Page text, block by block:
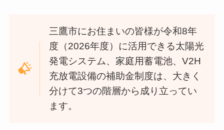
三鷹市にお住まいの皆様が令和8年
度（2026年度）に活用できる太陽光
発電システム、家庭用蓄電池、V2H
充放電設備の補助金制度は、大きく
分けて3つの階層から成り立ってい
ます。